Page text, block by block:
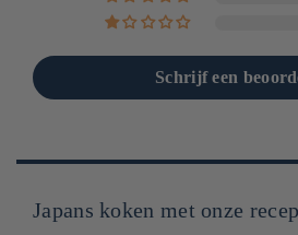
Schrijf een
Japans koken met onze